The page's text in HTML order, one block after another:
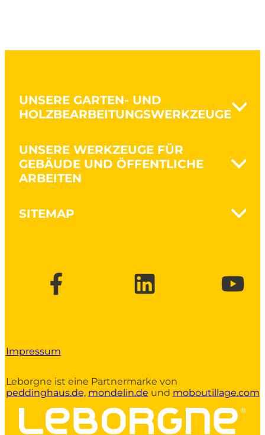
UNSERE GARTEN- UND
HOLZBEARBEITUNGSWERKZEUGE
Bodenbearbeitung
Boden umgraben
Gartenpflege
UNSERE WERKZEUGE FÜR
GEBÄUDE UND ÖFFENTLICHE
ARBEITEN
Gesundheit
Werkzeuge für Bauhöfe
Holzrahmenkonstruktion
SITEMAP
Broschüren und Kataloge
Impressum
Leborgne ist eine Partnermarke von
peddinghaus.de, mondelin.de und moboutillage.com